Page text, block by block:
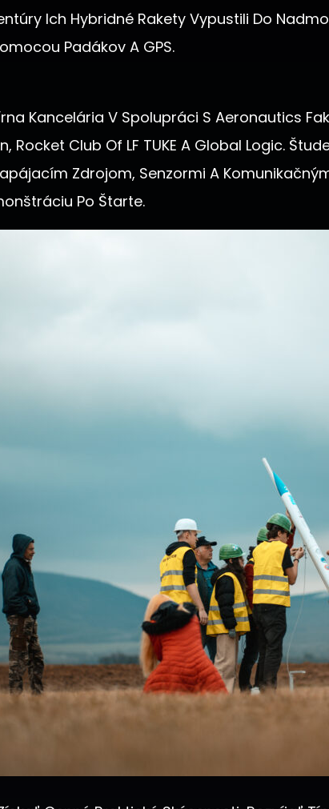
Ich Hybridné Rakety Vypustili Do
Padákov A GPS.
Kancelária V Spolupráci S Aeronautics
Rocket Club Of LF TUKE A Global Logic.
Zdrojom, Senzormi A
Po Štarte.